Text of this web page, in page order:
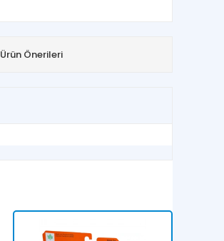
Ürün Önerileri